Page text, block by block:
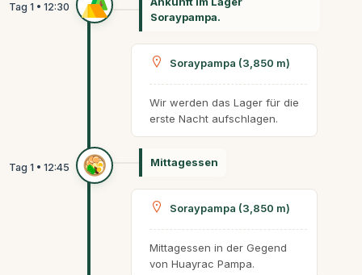
Soraypampa.
Soraypampa (3,850 m)
Wir werden das Lager für die
erste Nacht aufschlagen.
Mittagessen
Soraypampa (3,850 m)
Mittagessen in der Gegend
von Huayrac Pampa.